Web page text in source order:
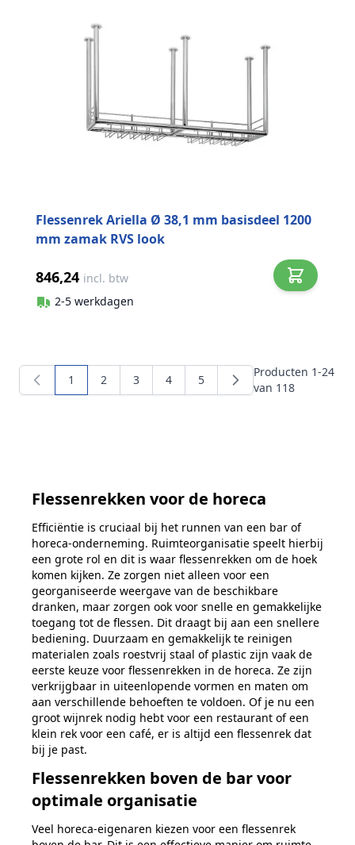
Flessenrek Ariella Ø 38,1 mm basisdeel 1200
mm zamak RVS look
846,24 incl. btw
2-5 werkdagen
Producten 1-24
van 118
U lees momenteel pagina
1 Pagina
2 Pagina
3 Pagina
4 Pagina
5
Flessenrekken voor de horeca
Efficiëntie is cruciaal bij het runnen van een bar of
horeca-onderneming. Ruimteorganisatie speelt hierbij
een grote rol en dit is waar flessenrekken om de hoek
komen kijken. Ze zorgen niet alleen voor een
georganiseerde weergave van de beschikbare
dranken, maar zorgen ook voor snelle en gemakkelijke
toegang tot de flessen. Dit draagt bij aan een snellere
bediening. Duurzaam en gemakkelijk te reinigen
materialen zoals roestvrij staal of plastic zijn vaak de
eerste keuze voor flessenrekken in de horeca. Ze zijn
verkrijgbaar in uiteenlopende vormen en maten om
aan verschillende behoeften te voldoen. Of je nu een
groot wijnrek nodig hebt voor een restaurant of een
klein rek voor een café, er is altijd een flessenrek dat
bij je past.
Flessenrekken boven de bar voor
optimale organisatie
Veel horeca-eigenaren kiezen voor een flessenrek